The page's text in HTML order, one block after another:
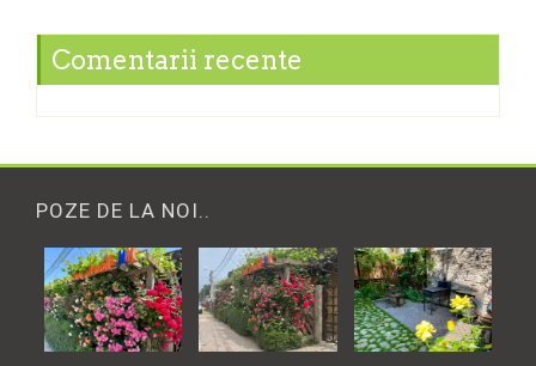
Comentarii recente
POZE DE LA NOI..